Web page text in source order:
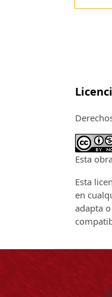
Esta
Esta
en
adapta